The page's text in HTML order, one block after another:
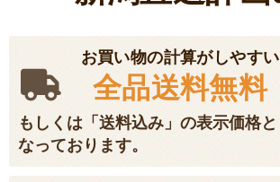
お買い物の計算がしやすい
全品送料無料
もしくは「送料込み」の表示価格と
なっております。